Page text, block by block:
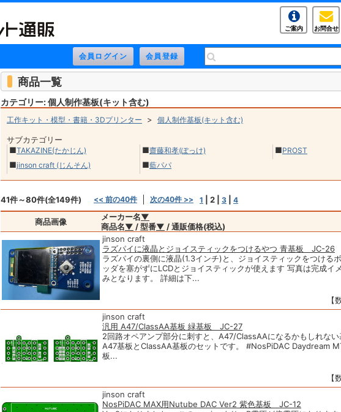
ご案内 お問合せ
商品一覧
カテゴリー: 個人制作基板(キット含む)
工作キット・模型・書籍・3Dプリンター > 個人制作基板(キット含む)
サブカテゴリー
■TAKAZINE(たかじん)
■jinson craft (じんそん)
■齋藤和孝(ぽっけ)
■藍パパ
■PROST
41件～80件(全149件) << 前の40件 次の40件 >> 1 2 3 4
商品画像 メーカー名▼
商品名▼ / 型番▼ / 通販価格(税込)
jinson craft
ラズパイに液晶とジョイスティックをつけるやつ 青基板 JC-26
ラズパイの裏側に液晶(1.3インチ)と、ジョイスティックをつける
ッダを塞がずにLCDとジョイスティックが使えます 写真は完成イ
みとなります。 詳細は下...
【
jinson craft
汎用 A47/ClassAA基板 緑基板 JC-27
2回路オペアンプ部分に刺すと、A47/ClassAAになるかもしれな
A47基板とClassAA基板のセットです。 #NosPiDAC Daydream
板...
【
jinson craft
NosPiDAC MAX用Nutube DAC Ver2 紫色基板 JC-12